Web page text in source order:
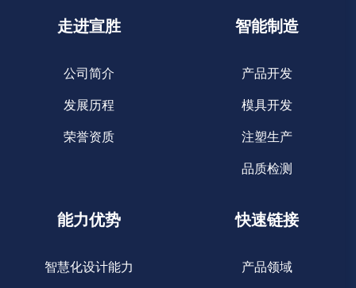
走进宣胜
公司简介
发展历程
荣誉资质
智能制造
产品开发
模具开发
注塑生产
品质检测
能力优势
智慧化设计能力
快速链接
产品领域